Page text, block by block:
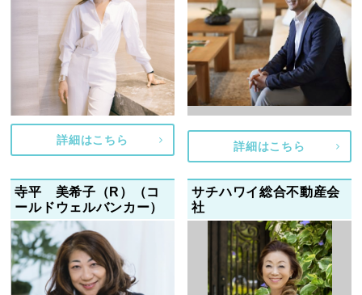
詳細はこちら
詳細はこちら
寺平 美希子（R）（コ
ールドウェルバンカー）
サチハワイ総合不動産会
社